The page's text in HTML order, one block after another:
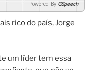
Powered By GSpeech
rico do país, Jorge
um líder tem essa